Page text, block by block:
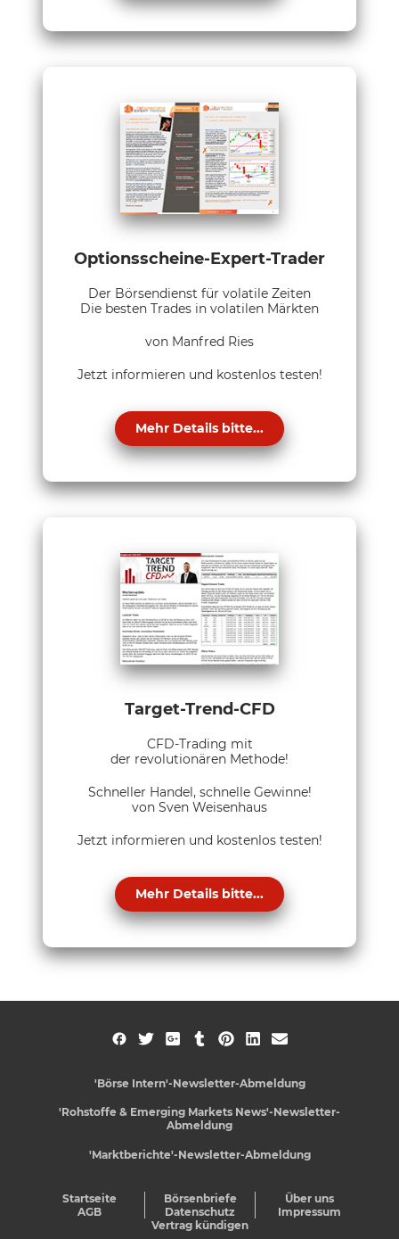
Optionsscheine-Expert-Trader
Der Börsendienst für volatile Zeiten
Die besten Trades in volatilen Märkten
von Manfred Ries
Jetzt informieren und kostenlos testen!
Mehr Details bitte...
Target-Trend-CFD
CFD-Trading mit
der revolutionären Methode!
Schneller Handel, schnelle Gewinne!
von Sven Weisenhaus
Jetzt informieren und kostenlos testen!
Mehr Details bitte...
'Börse Intern'-Newsletter-Abmeldung
'Rohstoffe & Emerging Markets News'-Newsletter-
Abmeldung
'Marktberichte'-Newsletter-Abmeldung
Startseite Börsenbriefe
Über uns
AGB
Datenschutz
Impressum
Vertrag kündigen